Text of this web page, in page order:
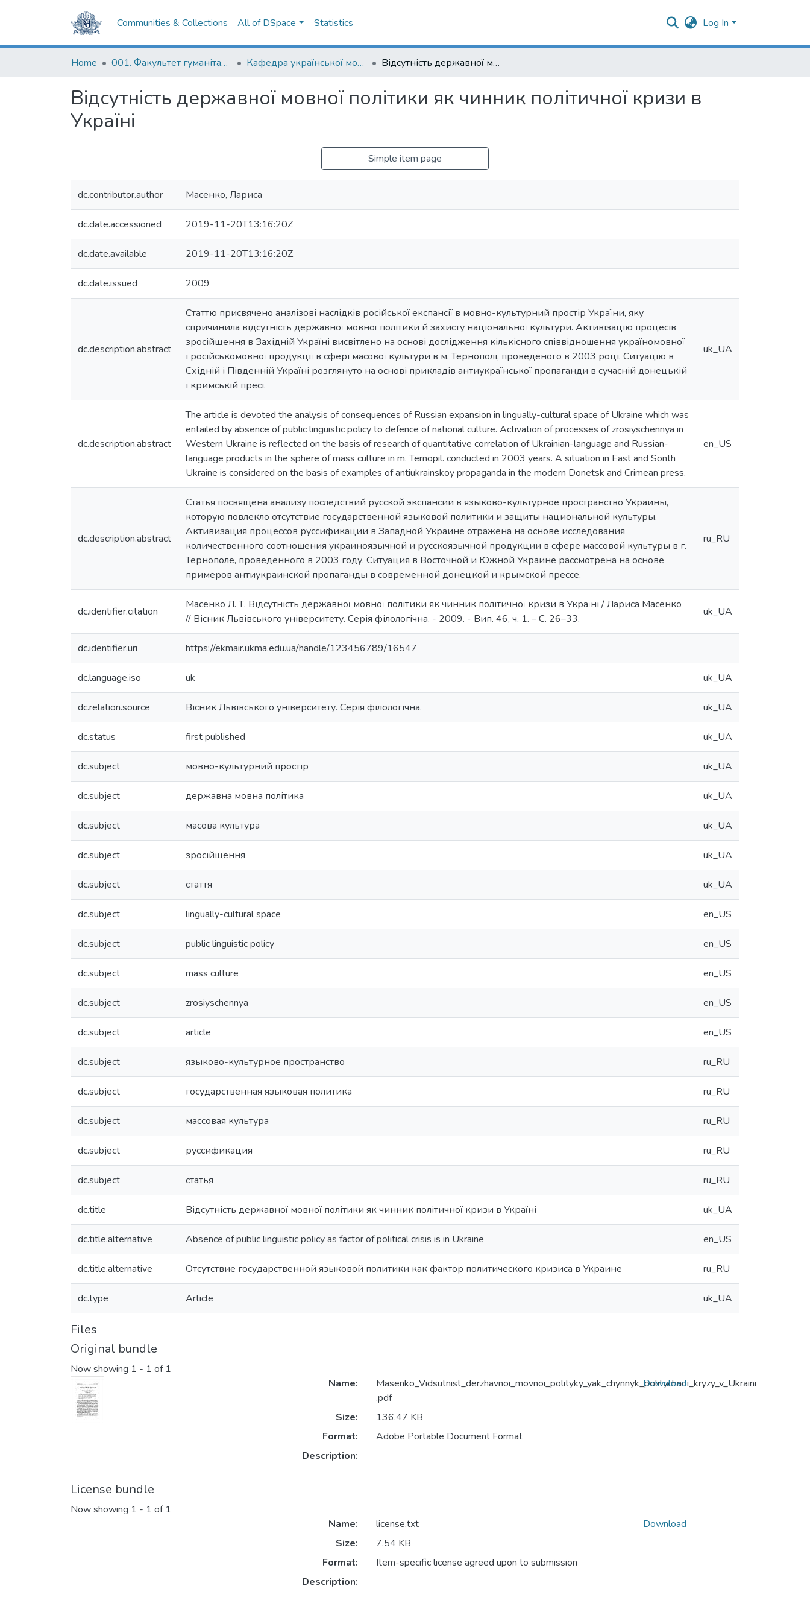
Communities & Collections All of DSpace Statistics Log In
Home 001. Факультет гуманітарних наук Кафедра української мови Відсутність державної мовної політики як чинник політичної кризи в Україні
Відсутність державної мовної політики як чинник політичної кризи в
Україні
Simple item page
dc.contributor.author Масенко, Лариса
dc.date.accessioned 2019-11-20T13:16:20Z
dc.date.available 2019-11-20T13:16:20Z
dc.date.issued 2009
dc.description.abstract
Статтю присвячено аналізові наслідків російської експансії в мовно-культурний простір України, яку
спричинила відсутність державної мовної політики й захисту національної культури. Активізацію процесів
зросійщення в Західній Україні висвітлено на основі дослідження кількісного співвідношення україномовної
і російськомовної продукції в сфері масової культури в м. Тернополі, проведеного в 2003 році. Ситуацію в
Східній і Південній Україні розглянуто на основі прикладів антиукраїнської пропаганди в сучасній донецькій
і кримській пресі.
uk_UA
dc.description.abstract
The article is devoted the analysis of consequences of Russian expansion in lingually-cultural space of Ukraine which was
entailed by absence of public linguistic policy to defence of national culture. Activation of processes of zrosiyschennya in
Western Ukraine is reflected on the basis of research of quantitative correlation of Ukrainian-language and Russian-
language products in the sphere of mass culture in m. Ternopil. conducted in 2003 years. A situation in East and Sonth
Ukraine is considered on the basis of examples of antiukrainskoy propaganda in the modern Donetsk and Crimean press.
en_US
dc.description.abstract
Статья посвящена анализу последствий русской экспансии в языково-культурное пространство Украины,
которую повлекло отсутствие государственной языковой политики и защиты национальной культуры.
Активизация процессов руссификации в Западной Украине отражена на основе исследования
количественного соотношения украиноязычной и русскоязычной продукции в сфере массовой культуры в г.
Тернополе, проведенного в 2003 году. Ситуация в Восточной и Южной Украине рассмотрена на основе
примеров антиукраинской пропаганды в современной донецкой и крымской прессе.
ru_RU
dc.identifier.citation
Масенко Л. Т. Відсутність державної мовної політики як чинник політичної кризи в Україні / Лариса Масенко
// Вісник Львівського університету. Серія філологічна. - 2009. - Вип. 46, ч. 1. – С. 26–33.
uk_UA
dc.identifier.uri https://ekmair.ukma.edu.ua/handle/123456789/16547
dc.language.iso uk uk_UA
dc.relation.source Вісник Львівського університету. Серія філологічна. uk_UA
dc.status first published uk_UA
dc.subject мовно-культурний простір uk_UA
dc.subject державна мовна політика uk_UA
dc.subject масова культура uk_UA
dc.subject зросійщення uk_UA
dc.subject стаття uk_UA
dc.subject lingually-cultural space en_US
dc.subject public linguistic policy en_US
dc.subject mass culture en_US
dc.subject zrosiyschennya en_US
dc.subject article en_US
dc.subject языково-культурное пространство ru_RU
dc.subject государственная языковая политика ru_RU
dc.subject массовая культура ru_RU
dc.subject руссификация ru_RU
dc.subject статья ru_RU
dc.title Відсутність державної мовної політики як чинник політичної кризи в Україні uk_UA
dc.title.alternative Absence of public linguistic policy as factor of political crisis is in Ukraine en_US
dc.title.alternative Отсутствие государственной языковой политики как фактор политического кризиса в Украине ru_RU
dc.type Article uk_UA
Files
Original bundle
Now showing 1 - 1 of 1
Name:
Masenko_Vidsutnist_derzhavnoi_movnoi_polityky_yak_chynnyk_politychnoi_kryzy_v_Ukraini
.pdf
Size:
136.47 KB
Format:
Adobe Portable Document Format
Description:
Download
License bundle
Now showing 1 - 1 of 1
Name:
license.txt
Size:
7.54 KB
Format:
Item-specific license agreed upon to submission
Description:
Download